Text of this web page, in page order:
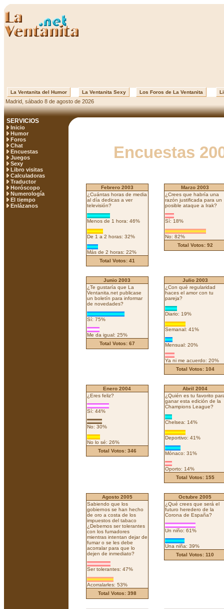
La Ventanita del Humor La Ventanita Sexy Los Foros de La Ventanita
Madrid, sábado 8 de agosto de 2026
SERVICIOS
Inicio
Humor
Foros
Chat
Encuestas
Juegos
Sexy
Libro visitas
Calculadoras
Traductor
Horóscopo
Numerología
El tiempo
Enlázanos
Encuestas
Febrero 2003
¿Cuántas horas de media
al día dedicas a ver
televisión?
Menos de 1 hora: 46%
De 1 a 2 horas: 32%
Más de 2 horas: 22%
Total Votos: 41
Marzo 2003
¿Crees que habría una
razón justificada para un
posible ataque a Irak?
Sí: 18%
No: 82%
Total Votos: 92
Junio 2003
¿Te gustaría que La
Ventanita.net publicase
un boletín para informar
de novedades?
Sí: 75%
Me da igual: 25%
Total Votos: 67
Julio 2003
¿Con qué regularidad
haces el amor con tu
pareja?
Diario: 19%
Semanal: 41%
Mensual: 20%
Ya ni me acuerdo: 20%
Total Votos: 104
Enero 2004
¿Eres feliz?
Sí: 44%
No: 30%
No lo sé: 26%
Total Votos: 346
Abril 2004
¿Quién es tu favorito
ganar esta edición de la
Champions League?
Chelsea: 14%
Deportivo: 41%
Mónaco: 31%
Oporto: 14%
Total Votos: 155
Agosto 2005
Sabiendo que los
gobiernos se han hecho
de oro a costa de los
impuestos del tabaco
¿Debemos ser tolerantes
con los fumadores
mientras intentan dejar de
fumar o se les debe
acorralar para que lo
dejen de inmediato?
Ser tolerantes: 47%
Acorralarles: 53%
Total Votos: 398
Octubre 2005
¿Qué crees que será el
futuro heredero de la
Corona de España?
Un niño: 61%
Una niña: 39%
Total Votos: 110